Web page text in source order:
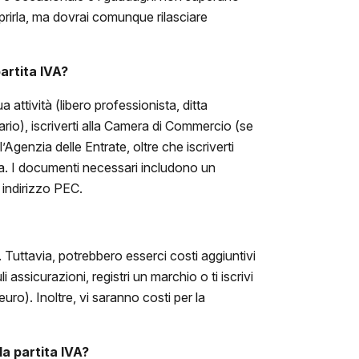
ma dovrai comunque rilasciare
IVA?
attività (libero professionista, ditta
iscriverti alla Camera di Commercio (se
delle Entrate, oltre che iscriverti
I documenti necessari includono un
PEC.
Tuttavia, potrebbero esserci costi aggiuntivi
assicurazioni, registri un marchio o ti iscrivi
Inoltre, vi saranno costi per la
partita IVA?